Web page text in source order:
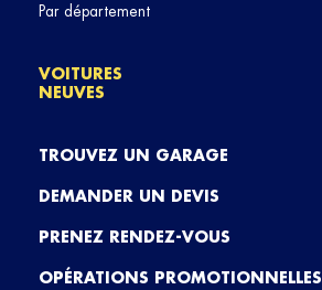
Par département
VOITURES
NEUVES
TROUVEZ UN GARAGE
DEMANDER UN DEVIS
PRENEZ RENDEZ-VOUS
OPÉRATIONS PROMOTIONNELLES